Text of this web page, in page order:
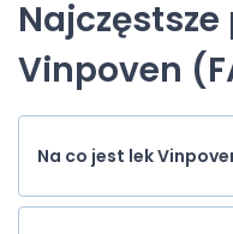
Vinpoven
Na co jest lek